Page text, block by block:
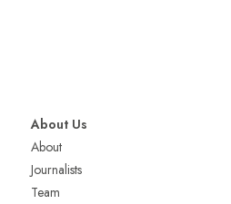
About Us
About
Journalists
Team